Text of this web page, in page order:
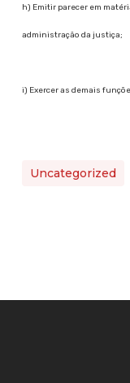
h) Emitir parecer em
administração da justiça;
i) Exercer as demais
Uncategorized